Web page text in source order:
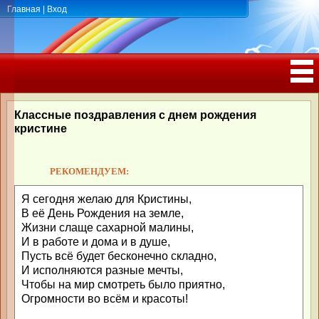
Главная Вход
РОЖДЕНИЯ, ЮБИЛЕЕМ
Классные поздравления с днем рождения
кристине
РЕКОМЕНДУЕМ:
Я сегодня желаю для Кристины,
В её День Рождения на земле,
Жизни слаще сахарной малины,
И в работе и дома и в душе,
Пусть всё будет бесконечно складно,
И исполняются разные мечты,
Чтобы на мир смотреть было приятно,
Огромности во всём и красоты!